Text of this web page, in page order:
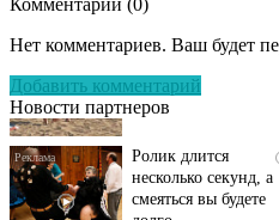
Нет комментариев. Ваш будет
Добавить комментарий
Новости партнеров
Скрытая камера на
люди вытворяют,
их не видят...
несколько секунд, а
смеяться вы будете
долго